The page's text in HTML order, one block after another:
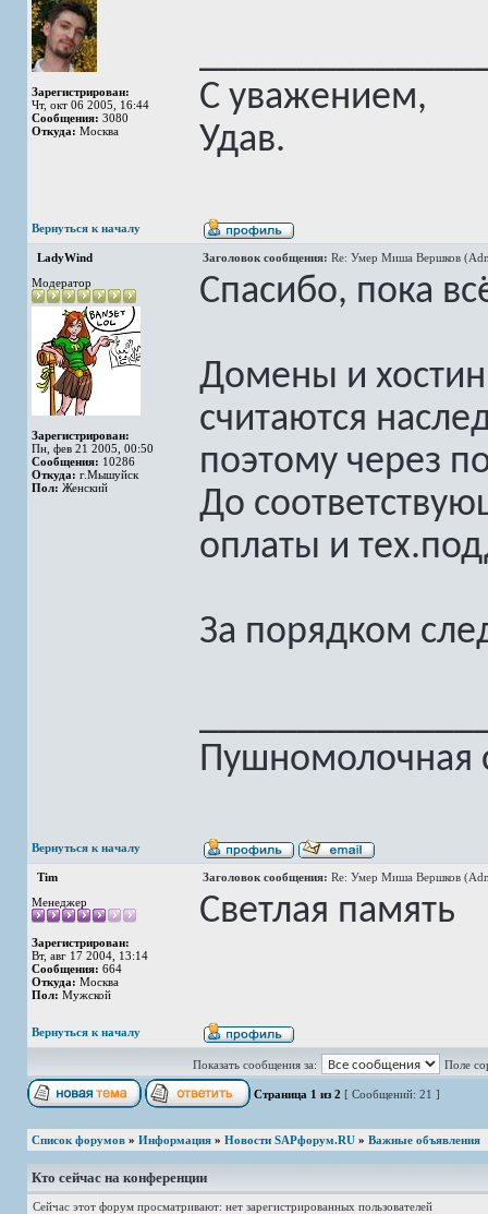
Зарегистрирован:
Чт, окт 06 2005, 16:44
Сообщения: 3080
Откуда: Москва
С уважением,
Удав.
Вернуться к началу
LadyWind Заголовок сообщения: Re: Умер Миша Вершков
Модератор
Зарегистрирован:
Пн, фев 21 2005, 00:50
Сообщения: 10286
Откуда: г.Мышуйск
Пол: Женский
Спасибо, пока
Домены и
считаются
поэтому через
До
оплаты и
За порядком
Пушномолочная
Вернуться к началу
Tim Заголовок сообщения: Re: Умер Миша Вершков
Менеджер
Зарегистрирован:
Вт, авг 17 2004, 13:14
Сообщения: 664
Откуда: Москва
Пол: Мужской
Светлая память
Вернуться к началу
Показать сообщения за: Поле
Страница 1 из 2 [ Сообщений: 21 ]
Список форумов » Информация » Новости SAPфорум.RU » Важные объявления
Кто сейчас на конференции
Сейчас этот форум просматривают: нет зарегистрированных пользователей